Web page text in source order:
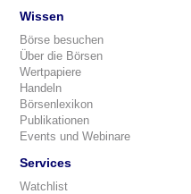
Wissen
Börse besuchen
Über die Börsen
Wertpapiere
Handeln
Börsenlexikon
Publikationen
Events und Webinare
Services
Watchlist